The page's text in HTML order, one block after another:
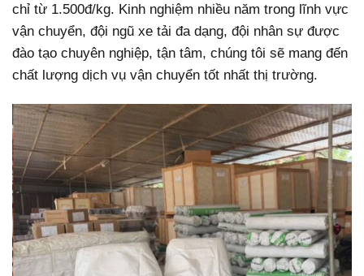
chỉ từ 1.500đ/kg. Kinh nghiệm nhiều năm trong lĩnh vực
vận chuyển, đội ngũ xe tải đa dạng, đội nhân sự được
đào tạo chuyên nghiệp, tận tâm, chúng tôi sẽ mang đến
chất lượng dịch vụ vận chuyển tốt nhất thị trường.